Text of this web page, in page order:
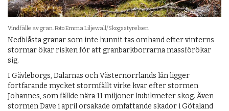
Vindfälle av gran. Foto Emma Liljewall/Skogsstyrelsen
Nedblåsta granar som inte hunnit tas omhand efter vinterns
stormar ökar risken för att granbarkborrarna massförökar
sig.
I Gävleborgs, Dalarnas och Västernorrlands län ligger
fortfarande mycket stormfällt virke kvar efter stormen
Johannes, som fällde nära 11 miljoner kubikmeter skog. Även
stormen Dave i april orsakade omfattande skador i Götaland